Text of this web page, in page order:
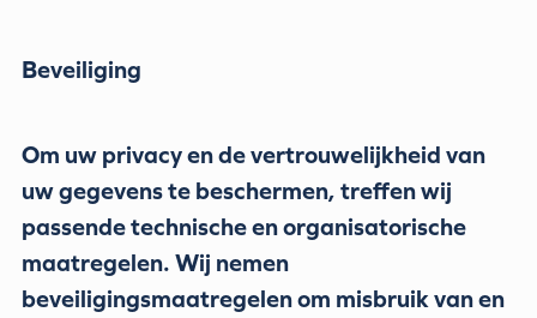
Beveiliging
Om uw privacy en de vertrouwelijkheid van
uw gegevens te beschermen, treffen wij
passende technische en organisatorische
maatregelen. Wij nemen
beveiligingsmaatregelen om misbruik van en